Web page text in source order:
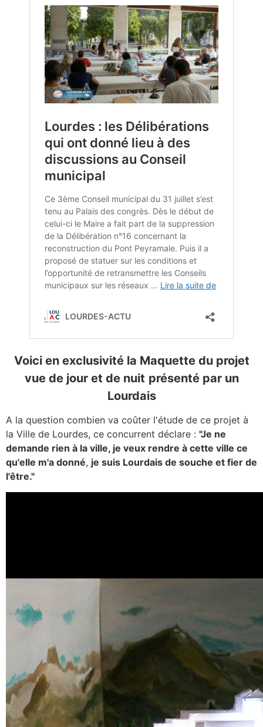
Voici en exclusivité la Maquette du projet
vue de jour et de nuit présenté par un
Lourdais
A la question combien va coûter l'étude de ce projet à
la Ville de Lourdes, ce concurrent déclare : "Je ne
demande rien à la ville, je veux rendre à cette ville ce
qu'elle m'a donné, je suis Lourdais de souche et fier de
l'être."